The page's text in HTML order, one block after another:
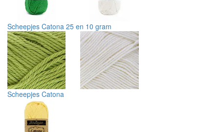
Scheepjes Catona 25 en 10 gram
Scheepjes Catona